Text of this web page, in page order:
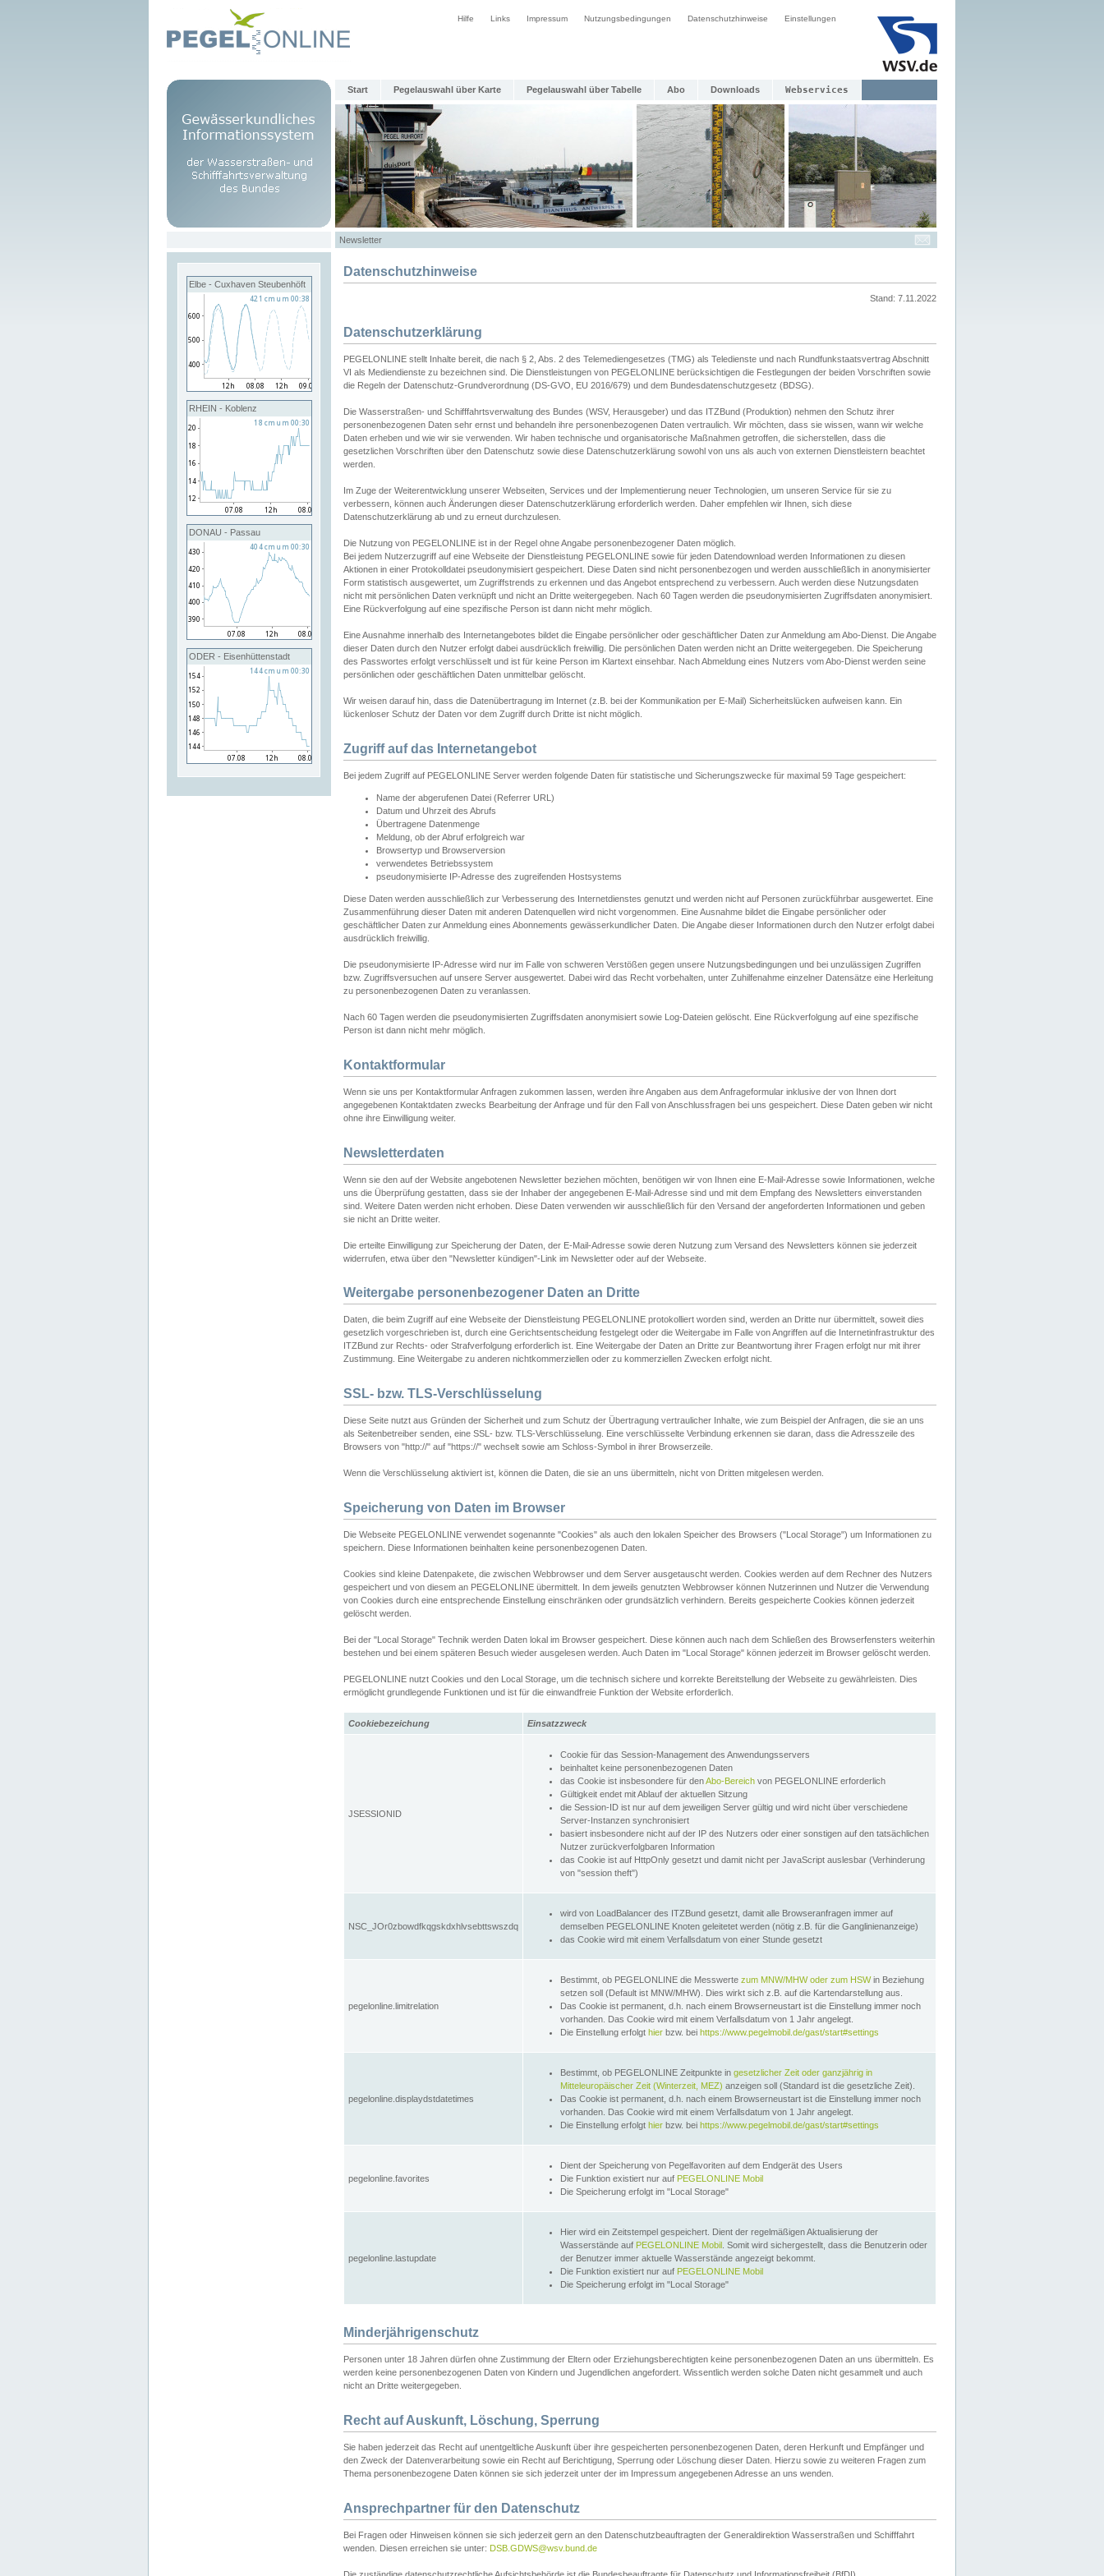
Hilfe Links Impressum Nutzungsbedingungen Datenschutzhinweise Einstellungen
Start Pegelauswahl über Karte Pegelauswahl über Tabelle Abo Downloads Webservices
Newsletter
Elbe - Cuxhaven Steubenhöft
RHEIN - Koblenz
DONAU - Passau
ODER - Eisenhüttenstadt
Datenschutzhinweise
Stand: 7.11.2022
Datenschutzerklärung
PEGELONLINE stellt Inhalte bereit, die nach § 2, Abs. 2 des Telemediengesetzes (TMG) als Teledienste und nach Rundfunkstaatsvertrag Abschnitt
VI als Mediendienste zu bezeichnen sind. Die Dienstleistungen von PEGELONLINE berücksichtigen die Festlegungen der beiden Vorschriften sowie
die Regeln der Datenschutz-Grundverordnung (DS-GVO, EU 2016/679) und dem Bundesdatenschutzgesetz (BDSG).
Die Wasserstraßen- und Schifffahrtsverwaltung des Bundes (WSV, Herausgeber) und das ITZBund (Produktion) nehmen den Schutz ihrer
personenbezogenen Daten sehr ernst und behandeln ihre personenbezogenen Daten vertraulich. Wir möchten, dass sie wissen, wann wir welche
Daten erheben und wie wir sie verwenden. Wir haben technische und organisatorische Maßnahmen getroffen, die sicherstellen, dass die
gesetzlichen Vorschriften über den Datenschutz sowie diese Datenschutzerklärung sowohl von uns als auch von externen Dienstleistern beachtet
werden.
Im Zuge der Weiterentwicklung unserer Webseiten, Services und der Implementierung neuer Technologien, um unseren Service für sie zu
verbessern, können auch Änderungen dieser Datenschutzerklärung erforderlich werden. Daher empfehlen wir Ihnen, sich diese
Datenschutzerklärung ab und zu erneut durchzulesen.
Die Nutzung von PEGELONLINE ist in der Regel ohne Angabe personenbezogener Daten möglich.
Bei jedem Nutzerzugriff auf eine Webseite der Dienstleistung PEGELONLINE sowie für jeden Datendownload werden Informationen zu diesen
Aktionen in einer Protokolldatei pseudonymisiert gespeichert. Diese Daten sind nicht personenbezogen und werden ausschließlich in anonymisierter
Form statistisch ausgewertet, um Zugriffstrends zu erkennen und das Angebot entsprechend zu verbessern. Auch werden diese Nutzungsdaten
nicht mit persönlichen Daten verknüpft und nicht an Dritte weitergegeben. Nach 60 Tagen werden die pseudonymisierten Zugriffsdaten anonymisiert.
Eine Rückverfolgung auf eine spezifische Person ist dann nicht mehr möglich.
Eine Ausnahme innerhalb des Internetangebotes bildet die Eingabe persönlicher oder geschäftlicher Daten zur Anmeldung am Abo-Dienst. Die Angabe
dieser Daten durch den Nutzer erfolgt dabei ausdrücklich freiwillig. Die persönlichen Daten werden nicht an Dritte weitergegeben. Die Speicherung
des Passwortes erfolgt verschlüsselt und ist für keine Person im Klartext einsehbar. Nach Abmeldung eines Nutzers vom Abo-Dienst werden seine
persönlichen oder geschäftlichen Daten unmittelbar gelöscht.
Wir weisen darauf hin, dass die Datenübertragung im Internet (z.B. bei der Kommunikation per E-Mail) Sicherheitslücken aufweisen kann. Ein
lückenloser Schutz der Daten vor dem Zugriff durch Dritte ist nicht möglich.
Zugriff auf das Internetangebot
Bei jedem Zugriff auf PEGELONLINE Server werden folgende Daten für statistische und Sicherungszwecke für maximal 59 Tage gespeichert:
Name der abgerufenen Datei (Referrer URL)
Datum und Uhrzeit des Abrufs
Übertragene Datenmenge
Meldung, ob der Abruf erfolgreich war
Browsertyp und Browserversion
verwendetes Betriebssystem
pseudonymisierte IP-Adresse des zugreifenden Hostsystems
Diese Daten werden ausschließlich zur Verbesserung des Internetdienstes genutzt und werden nicht auf Personen zurückführbar ausgewertet. Eine
Zusammenführung dieser Daten mit anderen Datenquellen wird nicht vorgenommen. Eine Ausnahme bildet die Eingabe persönlicher oder
geschäftlicher Daten zur Anmeldung eines Abonnements gewässerkundlicher Daten. Die Angabe dieser Informationen durch den Nutzer erfolgt dabei
ausdrücklich freiwillig.
Die pseudonymisierte IP-Adresse wird nur im Falle von schweren Verstößen gegen unsere Nutzungsbedingungen und bei unzulässigen Zugriffen
bzw. Zugriffsversuchen auf unsere Server ausgewertet. Dabei wird das Recht vorbehalten, unter Zuhilfenahme einzelner Datensätze eine Herleitung
zu personenbezogenen Daten zu veranlassen.
Nach 60 Tagen werden die pseudonymisierten Zugriffsdaten anonymisiert sowie Log-Dateien gelöscht. Eine Rückverfolgung auf eine spezifische
Person ist dann nicht mehr möglich.
Kontaktformular
Wenn sie uns per Kontaktformular Anfragen zukommen lassen, werden ihre Angaben aus dem Anfrageformular inklusive der von Ihnen dort
angegebenen Kontaktdaten zwecks Bearbeitung der Anfrage und für den Fall von Anschlussfragen bei uns gespeichert. Diese Daten geben wir nicht
ohne ihre Einwilligung weiter.
Newsletterdaten
Wenn sie den auf der Website angebotenen Newsletter beziehen möchten, benötigen wir von Ihnen eine E-Mail-Adresse sowie Informationen, welche
uns die Überprüfung gestatten, dass sie der Inhaber der angegebenen E-Mail-Adresse sind und mit dem Empfang des Newsletters einverstanden
sind. Weitere Daten werden nicht erhoben. Diese Daten verwenden wir ausschließlich für den Versand der angeforderten Informationen und geben
sie nicht an Dritte weiter.
Die erteilte Einwilligung zur Speicherung der Daten, der E-Mail-Adresse sowie deren Nutzung zum Versand des Newsletters können sie jederzeit
widerrufen, etwa über den "Newsletter kündigen"-Link im Newsletter oder auf der Webseite.
Weitergabe personenbezogener Daten an Dritte
Daten, die beim Zugriff auf eine Webseite der Dienstleistung PEGELONLINE protokolliert worden sind, werden an Dritte nur übermittelt, soweit dies
gesetzlich vorgeschrieben ist, durch eine Gerichtsentscheidung festgelegt oder die Weitergabe im Falle von Angriffen auf die Internetinfrastruktur des
ITZBund zur Rechts- oder Strafverfolgung erforderlich ist. Eine Weitergabe der Daten an Dritte zur Beantwortung ihrer Fragen erfolgt nur mit ihrer
Zustimmung. Eine Weitergabe zu anderen nichtkommerziellen oder zu kommerziellen Zwecken erfolgt nicht.
SSL- bzw. TLS-Verschlüsselung
Diese Seite nutzt aus Gründen der Sicherheit und zum Schutz der Übertragung vertraulicher Inhalte, wie zum Beispiel der Anfragen, die sie an uns
als Seitenbetreiber senden, eine SSL- bzw. TLS-Verschlüsselung. Eine verschlüsselte Verbindung erkennen sie daran, dass die Adresszeile des
Browsers von "http://" auf "https://" wechselt sowie am Schloss-Symbol in ihrer Browserzeile.
Wenn die Verschlüsselung aktiviert ist, können die Daten, die sie an uns übermitteln, nicht von Dritten mitgelesen werden.
Speicherung von Daten im Browser
Die Webseite PEGELONLINE verwendet sogenannte "Cookies" als auch den lokalen Speicher des Browsers ("Local Storage") um Informationen zu
speichern. Diese Informationen beinhalten keine personenbezogenen Daten.
Cookies sind kleine Datenpakete, die zwischen Webbrowser und dem Server ausgetauscht werden. Cookies werden auf dem Rechner des Nutzers
gespeichert und von diesem an PEGELONLINE übermittelt. In dem jeweils genutzten Webbrowser können Nutzerinnen und Nutzer die Verwendung
von Cookies durch eine entsprechende Einstellung einschränken oder grundsätzlich verhindern. Bereits gespeicherte Cookies können jederzeit
gelöscht werden.
Bei der "Local Storage" Technik werden Daten lokal im Browser gespeichert. Diese können auch nach dem Schließen des Browserfensters weiterhin
bestehen und bei einem späteren Besuch wieder ausgelesen werden. Auch Daten im "Local Storage" können jederzeit im Browser gelöscht werden.
PEGELONLINE nutzt Cookies und den Local Storage, um die technisch sichere und korrekte Bereitstellung der Webseite zu gewährleisten. Dies
ermöglicht grundlegende Funktionen und ist für die einwandfreie Funktion der Website erforderlich.
Cookiebezeichung Einsatzzweck
JSESSIONID
Cookie für das Session-Management des Anwendungsservers
beinhaltet keine personenbezogenen Daten
das Cookie ist insbesondere für denAbo-Bereich von PEGELONLINE erforderlich
Gültigkeit endet mit Ablauf der aktuellen Sitzung
die Session-ID ist nur auf dem jeweiligen Server gültig und wird nicht über verschiedene
Server-Instanzen synchronisiert
basiert insbesondere nicht auf der IP des Nutzers oder einer sonstigen auf den tatsächlichen
Nutzer zurückverfolgbaren Information
das Cookie ist auf HttpOnly gesetzt und damit nicht per JavaScript auslesbar (Verhinderung
von "session theft")
NSC_JOr0zbowdfkqgskdxhlvsebttswszdq
wird von LoadBalancer des ITZBund gesetzt, damit alle Browseranfragen immer auf
demselben PEGELONLINE Knoten geleitetet werden (nötig z.B. für die Ganglinienanzeige)
das Cookie wird mit einem Verfallsdatum von einer Stunde gesetzt
pegelonline.limitrelation
Bestimmt, ob PEGELONLINE die Messwerte zum MNW/MHW oder zum HSWin Beziehung
setzen soll (Default ist MNW/MHW). Dies wirkt sich z.B. auf die Kartendarstellung aus.
Das Cookie ist permanent, d.h. nach einem Browserneustart ist die Einstellung immer noch
vorhanden. Das Cookie wird mit einem Verfallsdatum von 1 Jahr angelegt.
Die Einstellung erfolgt hier bzw. bei https://www.pegelmobil.de/gast/start#settings
pegelonline.displaydstdatetimes
Bestimmt, ob PEGELONLINE Zeitpunkte in gesetzlicher Zeit oder ganzjährig in
Mitteleuropäischer Zeit (Winterzeit, MEZ) anzeigen soll (Standard ist die gesetzliche Zeit).
Das Cookie ist permanent, d.h. nach einem Browserneustart ist die Einstellung immer noch
vorhanden. Das Cookie wird mit einem Verfallsdatum von 1 Jahr angelegt.
Die Einstellung erfolgt hier bzw. bei https://www.pegelmobil.de/gast/start#settings
pegelonline.favorites
Dient der Speicherung von Pegelfavoriten auf dem Endgerät des Users
Die Funktion existiert nur auf PEGELONLINE Mobil
Die Speicherung erfolgt im "Local Storage"
pegelonline.lastupdate
Hier wird ein Zeitstempel gespeichert. Dient der regelmäßigen Aktualisierung der
Wasserstände auf PEGELONLINE Mobil . Somit wird sichergestellt, dass die Benutzerin oder
der Benutzer immer aktuelle Wasserstände angezeigt bekommt.
Die Funktion existiert nur auf PEGELONLINE Mobil
Die Speicherung erfolgt im "Local Storage"
Minderjährigenschutz
Personen unter 18 Jahren dürfen ohne Zustimmung der Eltern oder Erziehungsberechtigten keine personenbezogenen Daten an uns übermitteln. Es
werden keine personenbezogenen Daten von Kindern und Jugendlichen angefordert. Wissentlich werden solche Daten nicht gesammelt und auch
nicht an Dritte weitergegeben.
Recht auf Auskunft, Löschung, Sperrung
Sie haben jederzeit das Recht auf unentgeltliche Auskunft über ihre gespeicherten personenbezogenen Daten, deren Herkunft und Empfänger und
den Zweck der Datenverarbeitung sowie ein Recht auf Berichtigung, Sperrung oder Löschung dieser Daten. Hierzu sowie zu weiteren Fragen zum
Thema personenbezogene Daten können sie sich jederzeit unter der im Impressum angegebenen Adresse an uns wenden.
Ansprechpartner für den Datenschutz
Bei Fragen oder Hinweisen können sie sich jederzeit gern an den Datenschutzbeauftragten der Generaldirektion Wasserstraßen und Schifffahrt
wenden. Diesen erreichen sie unter: DSB.GDWS@wsv.bund.de